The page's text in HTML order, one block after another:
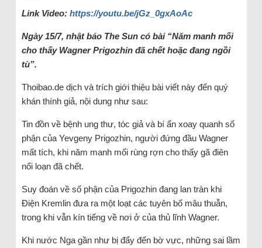
Link Video: https://youtu.be/jGz_0gxAoAc
Ngày 15/7, nhật báo The Sun có bài “Năm manh mối
cho thấy Wagner Prigozhin đã chết hoặc đang ngồi
tù”.
Thoibao.de dịch và trích giới thiệu bài viết này đến quý
khán thính giả, nội dung như sau:
Tin đồn về bệnh ung thư, tóc giả và bí ẩn xoay quanh số
phận của Yevgeny Prigozhin, người đứng đầu Wagner
mất tích, khi năm manh mối rùng rợn cho thấy gã điên
nổi loạn đã chết.
Suy đoán về số phận của Prigozhin đang lan tràn khi
Điện Kremlin đưa ra một loạt các tuyên bố mâu thuẫn,
trong khi vẫn kín tiếng về nơi ở của thủ lĩnh Wagner.
Khi nước Nga gần như bị đẩy đến bờ vực, những sai lầm